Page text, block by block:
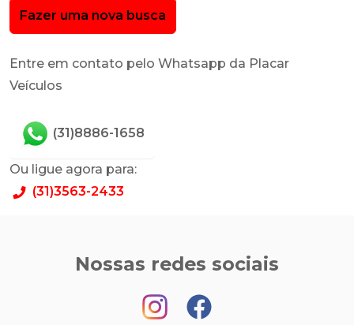
Fazer uma nova busca
Entre em contato pelo Whatsapp da Placar
Veículos
(31)8886-1658
Ou ligue agora para:
(31)3563-2433
Nossas redes sociais